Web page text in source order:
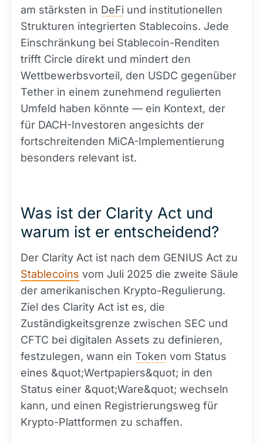
am stärksten in DeFi und institutionellen
Strukturen integrierten Stablecoins. Jede
Einschränkung bei Stablecoin-Renditen
trifft Circle direkt und mindert den
Wettbewerbsvorteil, den USDC gegenüber
Tether in einem zunehmend regulierten
Umfeld haben könnte — ein Kontext, der
für DACH-Investoren angesichts der
fortschreitenden MiCA-Implementierung
besonders relevant ist.
Was ist der Clarity Act und
warum ist er entscheidend?
Der Clarity Act ist nach dem GENIUS Act zu
Stablecoins vom Juli 2025 die zweite Säule
der amerikanischen Krypto-Regulierung.
Ziel des Clarity Act ist es, die
Zuständigkeitsgrenze zwischen SEC und
CFTC bei digitalen Assets zu definieren,
festzulegen, wann ein Token vom Status
eines &quot;Wertpapiers&quot; in den
Status einer &quot;Ware&quot; wechseln
kann, und einen Registrierungsweg für
Krypto-Plattformen zu schaffen.